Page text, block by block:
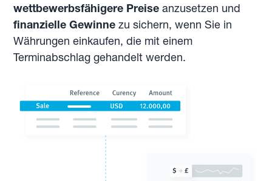
wettbewerbsfähigere Preise anzusetzen und
finanzielle Gewinne zu sichern, wenn Sie in
Währungen einkaufen, die mit einem
Terminabschlag gehandelt werden.